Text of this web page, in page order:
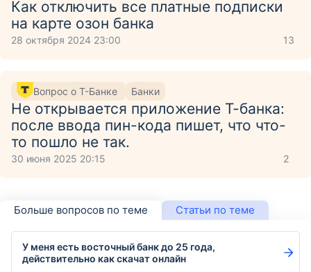
Как отключить все платные подписки
на карте озон банка
28 октября 2024 23:00 13
Вопрос о Т-Банке Банки
Не открывается приложение Т-банка:
после ввода пин-кода пишет, что что-
то пошло не так.
30 июня 2025 20:15 2
Больше вопросов по теме Статьи по теме
У меня есть восточный банк до 25 года,
действительно как скачат онлайн